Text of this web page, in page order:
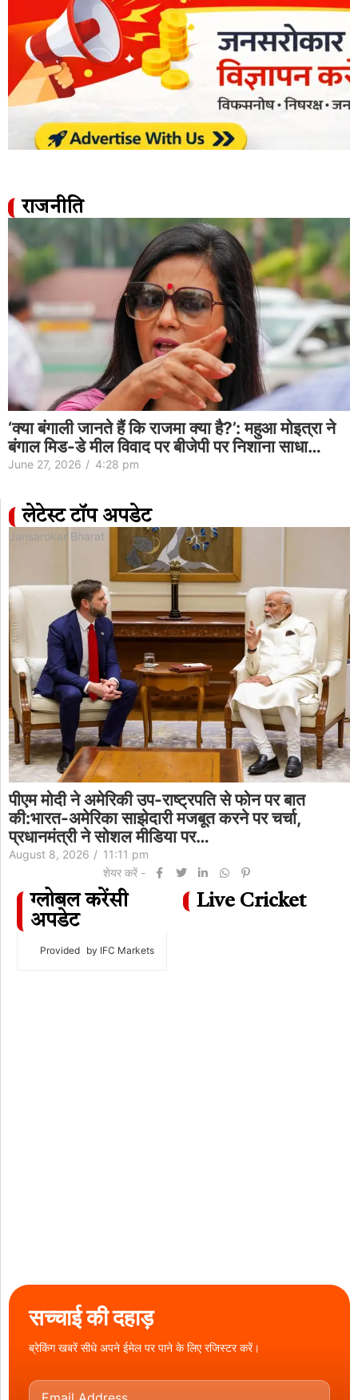
राजनीति
‘क्या बंगाली जानते हैं कि राजमा क्या है?’: महुआ मोइत्रा ने
बंगाल मिड-डे मील विवाद पर बीजेपी पर निशाना साधा…
June 27, 2026 / 4:28 pm
लेटेस्ट टॉप अपडेट
Jansarokar Bharat
पीएम मोदी ने अमेरिकी उप-राष्ट्रपति से फोन पर बात
की:भारत-अमेरिका साझेदारी मजबूत करने पर चर्चा,
प्रधानमंत्री ने सोशल मीडिया पर…
August 8, 2026 / 11:11 pm
शेयर करें -
ग्लोबल करेंसी
अपडेट
Provided by IFC Markets
Live Cricket
सच्चाई की दहाड़
ब्रेकिंग खबरें सीधे अपने ईमेल पर पाने के लिए रजिस्टर करें।